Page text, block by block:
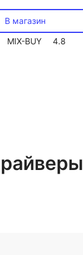
за 1 шт
В магазин
MIX-BUY
4.8